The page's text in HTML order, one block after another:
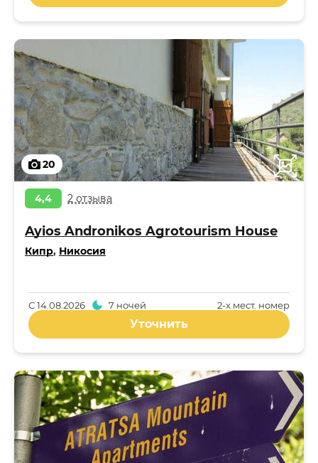
20
4,4 2 отзыва
Ayios Andronikos Agrotourism House
Кипр, Никосия
2-x мест. номер
С14.08.2026 7 ночей
Уточнить